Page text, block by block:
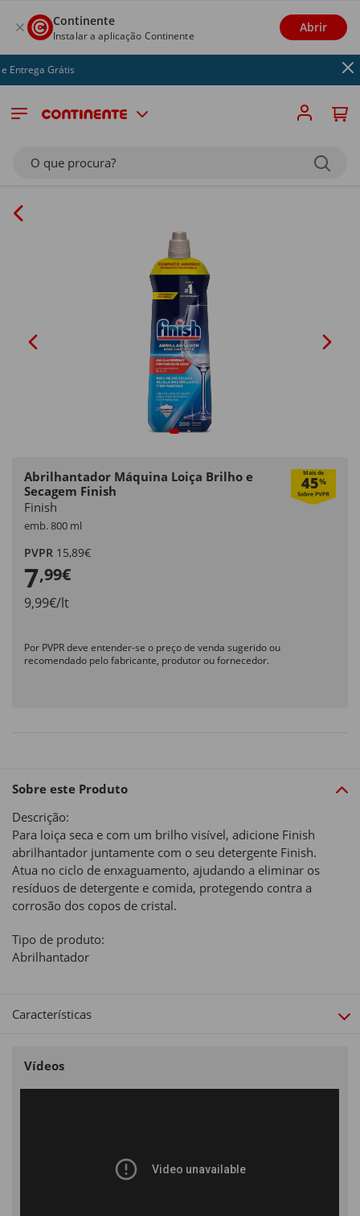
Continente
Instalar a aplicação Continente
Abrir
Grátis
O que procura?
Abrilhantador Máquina Loiça Brilho e
Secagem Finish
Mais de
45%
Finish
emb. 800 ml
PVPR 15,89€
7,99€
9,99€/lt
Por PVPR deve entender-se o preço de venda sugerido ou
recomendado pelo fabricante, produtor ou fornecedor.
Sobre este Produto
Descrição:
Para loiça seca e com um brilho visível, adicione Finish
abrilhantador juntamente com o seu detergente Finish.
Atua no ciclo de enxaguamento, ajudando a eliminar os
resíduos de detergente e comida, protegendo contra a
corrosão dos copos de cristal.
Tipo de produto:
Abrilhantador
Características
Vídeos